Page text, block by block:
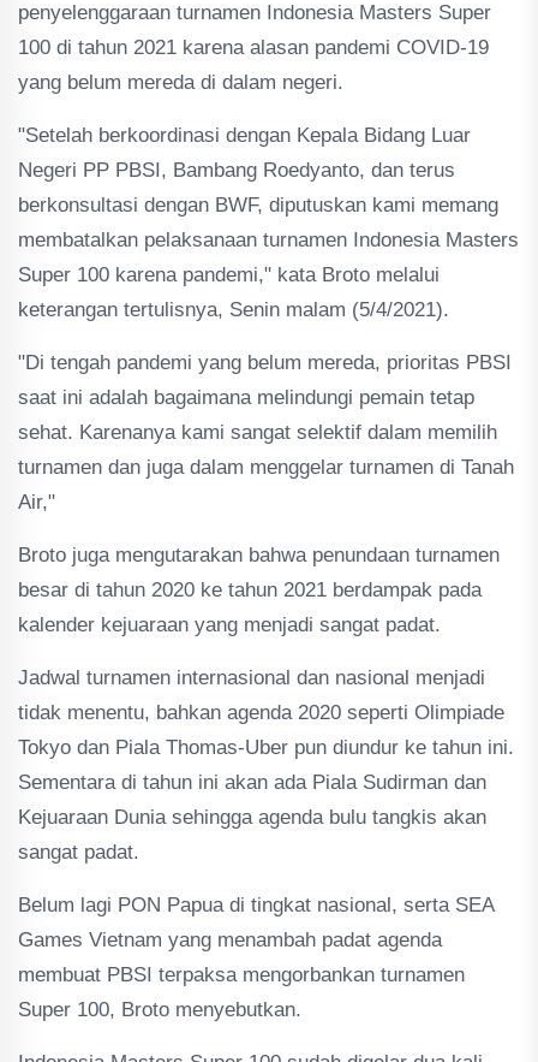
penyelenggaraan turnamen Indonesia Masters Super
100 di tahun 2021 karena alasan pandemi COVID-19
yang belum mereda di dalam negeri.
"Setelah berkoordinasi dengan Kepala Bidang Luar
Negeri PP PBSI, Bambang Roedyanto, dan terus
berkonsultasi dengan BWF, diputuskan kami memang
membatalkan pelaksanaan turnamen Indonesia Masters
Super 100 karena pandemi," kata Broto melalui
keterangan tertulisnya, Senin malam (5/4/2021).
"Di tengah pandemi yang belum mereda, prioritas PBSI
saat ini adalah bagaimana melindungi pemain tetap
sehat. Karenanya kami sangat selektif dalam memilih
turnamen dan juga dalam menggelar turnamen di Tanah
Air,"
Broto juga mengutarakan bahwa penundaan turnamen
besar di tahun 2020 ke tahun 2021 berdampak pada
kalender kejuaraan yang menjadi sangat padat.
Jadwal turnamen internasional dan nasional menjadi
tidak menentu, bahkan agenda 2020 seperti Olimpiade
Tokyo dan Piala Thomas-Uber pun diundur ke tahun ini.
Sementara di tahun ini akan ada Piala Sudirman dan
Kejuaraan Dunia sehingga agenda bulu tangkis akan
sangat padat.
Belum lagi PON Papua di tingkat nasional, serta SEA
Games Vietnam yang menambah padat agenda
membuat PBSI terpaksa mengorbankan turnamen
Super 100, Broto menyebutkan.